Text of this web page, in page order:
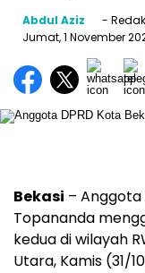
Abdul Aziz
-
Jumat, 1 November
Bekasi – Anggota
Topananda
kedua di wilayah
Utara, Kamis (31/